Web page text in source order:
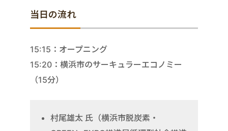
当日の流れ
15:15：オープニング
15:20：横浜市のサーキュラーエコノミー
（15分）
村尾雄太 氏（横浜市脱炭素・